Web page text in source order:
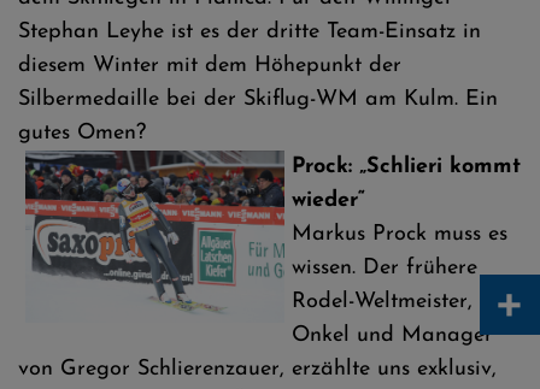
Stephan Leyhe ist es der dritte Team-Einsatz in
diesem Winter mit dem Höhepunkt der
Silbermedaille bei der Skiflug-WM am Kulm. Ein
gutes Omen?
Prock: „Schlieri kommt
wieder“
Markus Prock muss es
wissen. Der frühere
Rodel-Weltmeister,
Onkel und Manager
von Gregor Schlierenzauer, erzählte uns exklusiv,
+